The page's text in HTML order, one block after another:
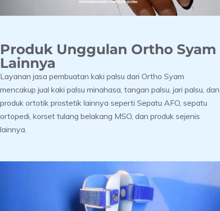
Produk Unggulan Ortho Syam
Lainnya
Layanan jasa pembuatan kaki palsu dari Ortho Syam
mencakup jual kaki palsu minahasa, tangan palsu, jari palsu, dan
produk ortotik prostetik lainnya seperti Sepatu AFO, sepatu
ortopedi, korset tulang belakang MSO, dan produk sejenis
lainnya.